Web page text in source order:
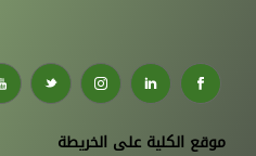
موقع الكلية على الخريطة